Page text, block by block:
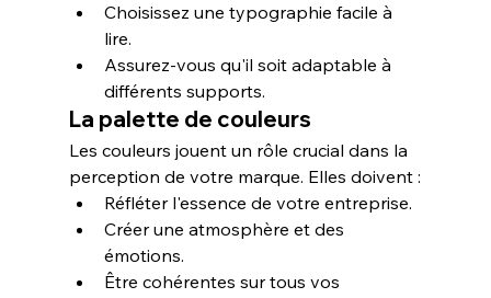
Choisissez une typographie facile à
lire.
Assurez-vous qu'il soit adaptable à
différents supports.
La palette de couleurs
Les couleurs jouent un rôle crucial dans la
perception de votre marque. Elles doivent :
Réfléter l'essence de votre entreprise.
Créer une atmosphère et des
émotions.
Être cohérentes sur tous vos